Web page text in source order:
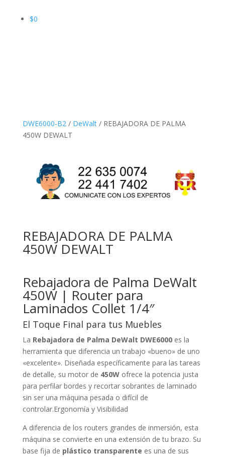
$0
DWE6000-B2/ DeWalt/ REBAJADORA DE PALMA
450W DEWALT
REBAJADORA DE PALMA
450W DEWALT
Rebajadora de Palma DeWalt
450W | Router para
Laminados Collet 1/4″
El Toque Final para tus Muebles
La Rebajadora de Palma DeWalt DWE6000es la
herramienta que diferencia un trabajo «bueno» de uno
«excelente». Diseñada específicamente para las tareas
de detalle, su motor de 450Wofrece la potencia justa
para perfilar bordes y recortar sobrantes de laminado
sin ser una máquina pesada o difícil de
controlar.Ergonomía y Visibilidad
A diferencia de los routers grandes de inmersión, esta
máquina se convierte en una extensión de tu brazo. Su
base fija de plástico transparente es una de sus